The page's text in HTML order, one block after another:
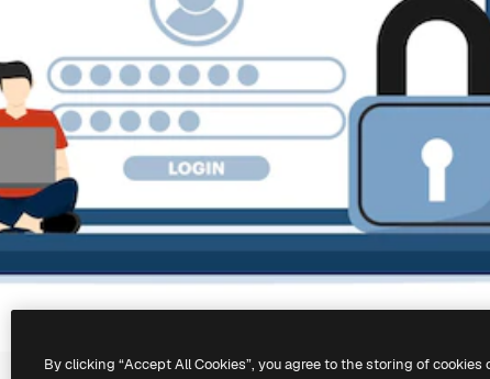
By clicking “Accept All Cookies”, you agree to the storing of